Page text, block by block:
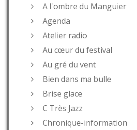
A l'ombre du Manguier
Agenda
Atelier radio
Au cœur du festival
Au gré du vent
Bien dans ma bulle
Brise glace
C Très Jazz
Chronique-information